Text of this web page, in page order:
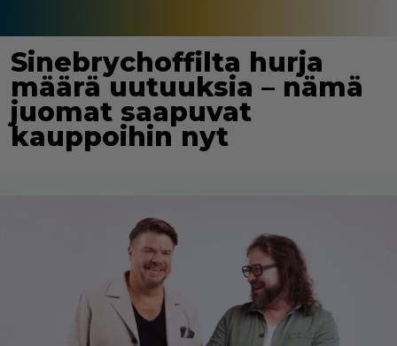
Sinebrychoffilta hurja
määrä uutuuksia – nämä
juomat saapuvat
kauppoihin nyt